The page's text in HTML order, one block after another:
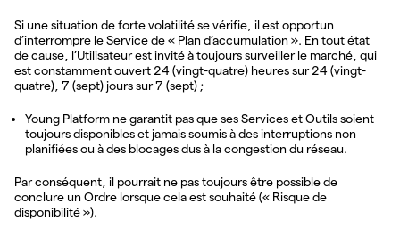
Si une situation de forte volatilité se vérifie, il est opportun
d’interrompre le Service de « Plan d’accumulation ». En tout état
de cause, l’Utilisateur est invité à toujours surveiller le marché, qui
est constamment ouvert 24 (vingt-quatre) heures sur 24 (vingt-
quatre), 7 (sept) jours sur 7 (sept) ;
Young Platform ne garantit pas que ses Services et Outils soient
toujours disponibles et jamais soumis à des interruptions non
planifiées ou à des blocages dus à la congestion du réseau.
Par conséquent, il pourrait ne pas toujours être possible de
conclure un Ordre lorsque cela est souhaité (« Risque de
disponibilité »).